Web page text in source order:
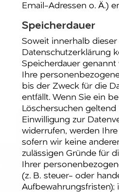
Email-Adressen o. Ä.)
Speicherdauer
Soweit innerhalb dieser
Datenschutzerklärung
Speicherdauer
Ihre
bis der Zweck für die
entfällt. Wenn Sie ein
Löschersuchen
Einwilligung zur
widerrufen, werden
sofern wir keine
zulässigen Gründe für
Ihrer
(z. B. steuer- oder
Aufbewahrungsfristen);